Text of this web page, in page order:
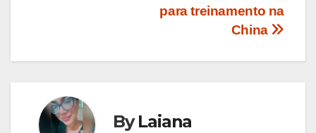
para treinamento na
China
ByLaiana